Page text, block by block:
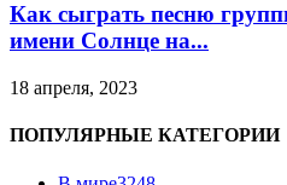
Как сыграть песню
имени Солнце на...
18 апреля, 2023
ПОПУЛЯРНЫЕ КАТЕГОРИИ